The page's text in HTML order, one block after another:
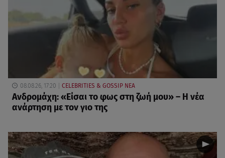
08.08.26, 17:20 CELEBRITIES & GOSSIP ΝΕΑ
Ανδρομάχη: «Είσαι το φως στη ζωή μου» – Η νέα
ανάρτηση με τον γιο της